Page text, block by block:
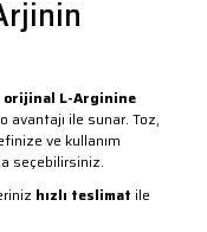
orijinal L-Arginine
avantajı ile sunar. Toz,
ve kullanım
seçebilirsiniz.
hızlı teslimat ile